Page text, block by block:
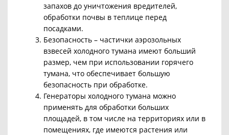
запахов до уничтожения вредителей,
обработки почвы в теплице перед
посадками.
Безопасность – частички аэрозольных
взвесей холодного тумана имеют больший
размер, чем при использовании горячего
тумана, что обеспечивает большую
безопасность при обработке.
Генераторы холодного тумана можно
применять для обработки больших
площадей, в том числе на территориях или в
помещениях, где имеются растения или